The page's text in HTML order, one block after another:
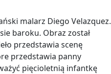
malarz Diego Velazquez.
baroku. Obraz został
przedstawia scenę
przedstawia panny
pięcioletnią infantkę